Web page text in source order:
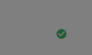
check_circle